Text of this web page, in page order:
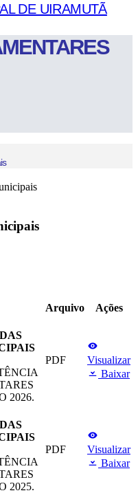
DE UIRAMUTÃ
Arquivo Ações
2026.
PDF
Visualizar
Baixar
2025.
PDF
Visualizar
Baixar